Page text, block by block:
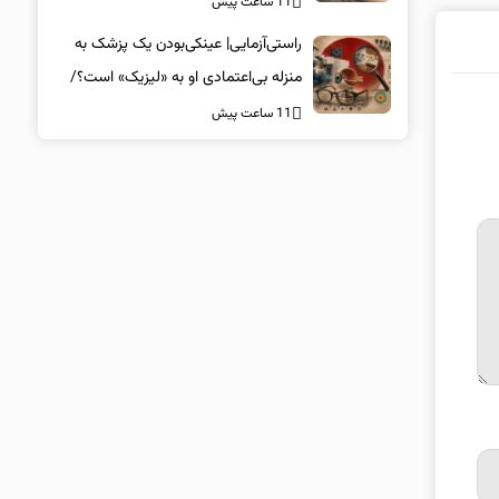
راستی‌آزمایی| عینکی‌بودن یک پزشک به
منزله بی‌اعتمادی او به «لیزیک» است؟/
جراحان، چشم فرزندان خود را لیزیک
11 ساعت پیش